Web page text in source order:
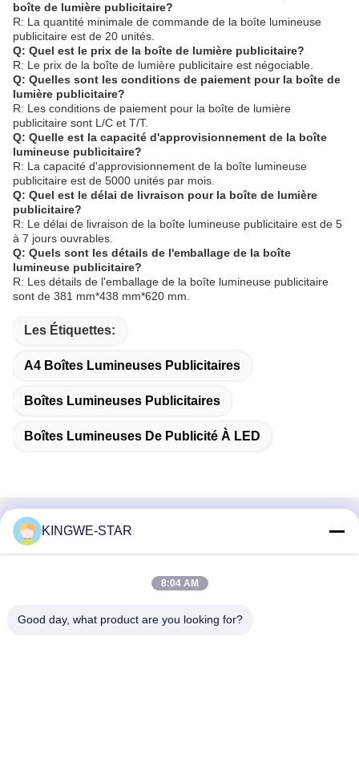
boîte de lumière publicitaire?
R: La quantité minimale de commande de la boîte lumineuse
publicitaire est de 20 unités.
Q: Quel est le prix de la boîte de lumière publicitaire?
R: Le prix de la boîte de lumière publicitaire est négociable.
Q: Quelles sont les conditions de paiement pour la boîte de
lumière publicitaire?
R: Les conditions de paiement pour la boîte de lumière
publicitaire sont L/C et T/T.
Q: Quelle est la capacité d'approvisionnement de la boîte
lumineuse publicitaire?
R: La capacité d'approvisionnement de la boîte lumineuse
publicitaire est de 5000 unités par mois.
Q: Quel est le délai de livraison pour la boîte de lumière
publicitaire?
R: Le délai de livraison de la boîte lumineuse publicitaire est de 5
à 7 jours ouvrables.
Q: Quels sont les détails de l'emballage de la boîte
lumineuse publicitaire?
R: Les détails de l'emballage de la boîte lumineuse publicitaire
sont de 381 mm*438 mm*620 mm.
Les Étiquettes:
A4 Boîtes Lumineuses Publicitaires
Boîtes Lumineuses Publicitaires
Boîtes Lumineuses De Publicité À LED
Contactez rapidement
Fuyong, district Baoan, Shenzhen, Guangdong, Chine
KINGWE-STAR
8:04 AM
Good day, what product are you looking for?